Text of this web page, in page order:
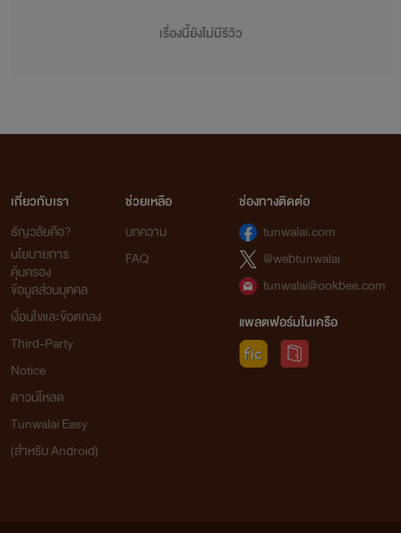
เรื่องนี้ยังไม่มีรีวิว
เกี่ยวกับเรา
ธัญวลัยคือ?
นโยบายการ
คุ้มครอง
ข้อมูลส่วนบุคคล
เงื่อนไขและข้อตกลง
Third-Party
Notice
ดาวน์โหลด
Tunwalai Easy
(สำหรับ Android)
ช่วยเหลือ
บทความ
FAQ
ช่องทางติดต่อ
tunwalai.com
@webtunwalai
tunwalai@ookbee.com
แพลตฟอร์มในเครือ